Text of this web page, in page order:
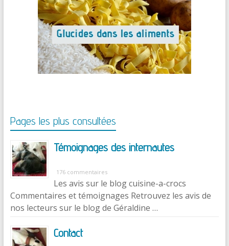
Pages les plus consultées
Témoignages des internautes
176 commentaires
Les avis sur le blog cuisine-a-crocs
Commentaires et témoignages Retrouvez les avis de
nos lecteurs sur le blog de Géraldine …
Contact